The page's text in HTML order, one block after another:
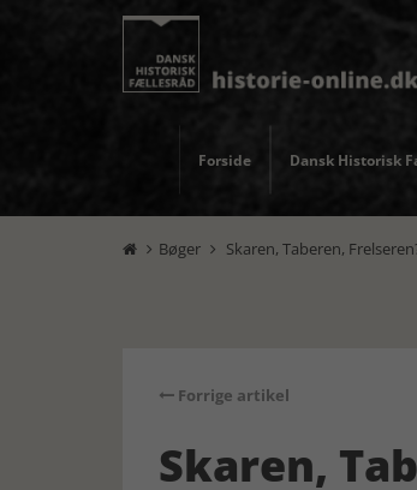
Forside Dansk Historisk
 Bøger  Skaren, Taberen,
Forrige artikel
Skaren,